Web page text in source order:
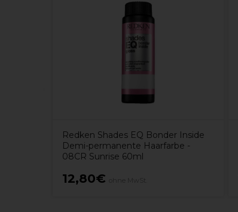
Redken Shades EQ Bonder Inside
Demi-permanente Haarfarbe -
08CR Sunrise 60ml
12,80€